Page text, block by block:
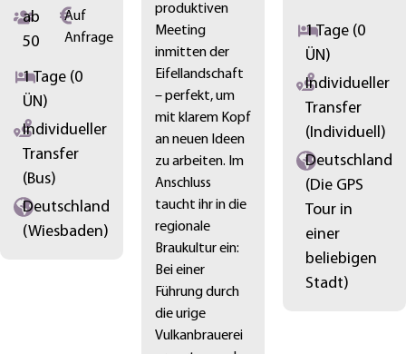
ab
50
Auf
Anfrage
1 Tage (0
ÜN)
Individueller
Transfer
(Bus)
Deutschland
(Wiesbaden)
produktiven
Meeting
inmitten der
Eifellandschaft
– perfekt, um
mit klarem Kopf
an neuen Ideen
zu arbeiten. Im
Anschluss
taucht ihr in die
regionale
Braukultur ein:
Bei einer
Führung durch
die urige
Vulkanbrauerei
1 Tage (0
ÜN)
Individueller
Transfer
(Individuell)
Deutschland
(Die GPS
Tour in
einer
beliebigen
Stadt)